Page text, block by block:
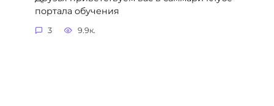
портала обучения
3 9.9к.